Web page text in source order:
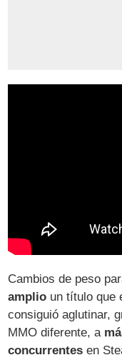
Cambios de peso
amplio un título que
consiguió aglutinar,
MMO diferente, a
concurrentes en